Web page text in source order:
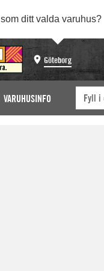
som ditt valda varuhus?
Göteborg
VARUHUSINFO